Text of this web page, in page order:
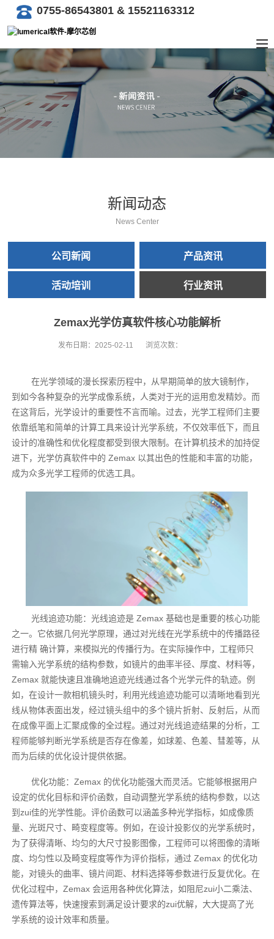
0755-86543801 & 15521163312
新闻动态
News Center
公司新闻 产品资讯
活动培训 行业资讯
Zemax光学仿真软件核心功能解析
发布日期： 2025-02-11 浏览次数：
在光学领域的漫长探索历程中，从早期简单的放大镜制作，
到如今各种复杂的光学成像系统，人类对于光的运用愈发精妙。而
在这背后，光学设计的重要性不言而喻。过去，光学工程师们主要
依靠纸笔和简单的计算工具来设计光学系统，不仅效率低下，而且
设计的准确性和优化程度都受到很大限制。在计算机技术的加持促
进下，光学仿真软件中的 Zemax 以其出色的性能和丰富的功能，
成为众多光学工程师的优选工具。
光线追迹功能：光线追迹是 Zemax 基础也是重要的核心功能
之一。它依据几何光学原理，通过对光线在光学系统中的传播路径
进行精 确计算，来模拟光的传播行为。在实际操作中，工程师只
需输入光学系统的结构参数，如镜片的曲率半径、厚度、材料等，
Zemax 就能快速且准确地追迹光线通过各个光学元件的轨迹。例
如，在设计一款相机镜头时，利用光线追迹功能可以清晰地看到光
线从物体表面出发，经过镜头组中的多个镜片折射、反射后，从而
在成像平面上汇聚成像的全过程。通过对光线追迹结果的分析，工
程师能够判断光学系统是否存在像差，如球差、色差、彗差等，从
而为后续的优化设计提供依据。
优化功能：Zemax 的优化功能强大而灵活。它能够根据用户
设定的优化目标和评价函数，自动调整光学系统的结构参数，以达
到zui佳的光学性能。评价函数可以涵盖多种光学指标，如成像质
量、光斑尺寸、畸变程度等。例如，在设计投影仪的光学系统时，
为了获得清晰、均匀的大尺寸投影图像，工程师可以将图像的清晰
度、均匀性以及畸变程度等作为评价指标，通过 Zemax 的优化功
能，对镜头的曲率、镜片间距、材料选择等参数进行反复优化。在
优化过程中，Zemax 会运用各种优化算法，如阻尼zui小二乘法、
遗传算法等，快速搜索到满足设计要求的zui优解，大大提高了光
学系统的设计效率和质量。